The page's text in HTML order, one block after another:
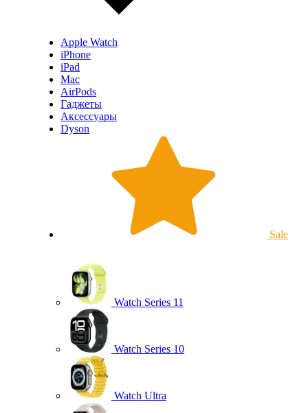
Apple Watch
iPhone
iPad
Mac
AirPods
Гаджеты
Аксессуары
Dyson
Sale
Watch Series 11
Watch Series 10
Watch Ultra